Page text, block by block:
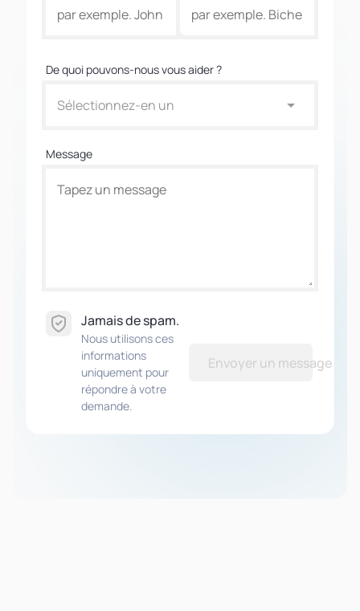
De quoi pouvons-nous vous aider ?
Sélectionnez-en un
Message
Jamais de spam.
Nous utilisons ces
informations
uniquement pour
répondre à votre
demande.
Envoyer un message